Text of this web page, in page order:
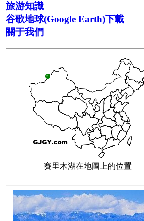
旅游知識
谷歌地球(Google Earth)下載
關于我們
賽里木湖在地圖上的位置